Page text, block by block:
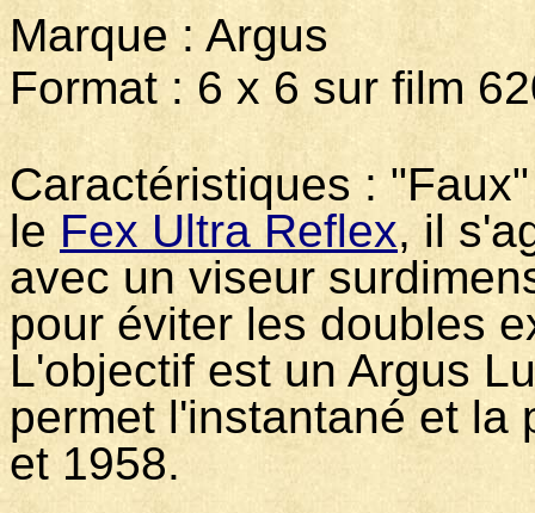
Marque : Argus
Format : 6 x 6 sur film
Caractéristiques :
le Fex Ultra Reflex, il
avec un viseur
pour éviter les doubles
L'objectif est un Argus
permet l'instantané et
et 1958.